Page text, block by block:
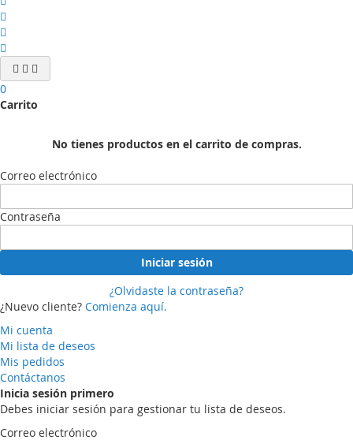
0
Carrito
No tienes productos en el carrito de compras.
Correo electrónico
Contraseña
Iniciar sesión
¿Olvidaste la contraseña?
¿Nuevo cliente? Comienza aquí.
Mi cuenta
Mi lista de deseos
Mis pedidos
Contáctanos
Inicia sesión primero
Debes iniciar sesión para gestionar tu lista de deseos.
Correo electrónico